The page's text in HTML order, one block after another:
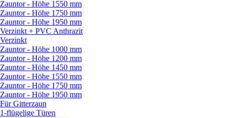
Zauntor - Höhe 1550 mm
Zauntor - Höhe 1750 mm
Zauntor - Höhe 1950 mm
Verzinkt + PVC Anthrazit
Verzinkt
Zauntor - Höhe 1000 mm
Zauntor - Höhe 1200 mm
Zauntor - Höhe 1450 mm
Zauntor - Höhe 1550 mm
Zauntor - Höhe 1750 mm
Zauntor - Höhe 1950 mm
Für Gitterzaun
1-flügelige Türen